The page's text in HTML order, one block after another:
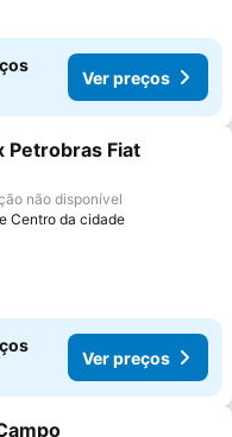
Ver preços
aos favoritos
Petrobras Fiat
não disponível
Centro da cidade
Ver preços